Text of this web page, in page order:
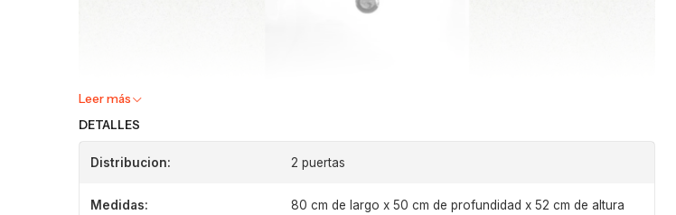
Leer más
DETALLES
Distribucion: 2 puertas
Medidas: 80 cm de largo x 50 cm de profundidad x 52 cm de altura